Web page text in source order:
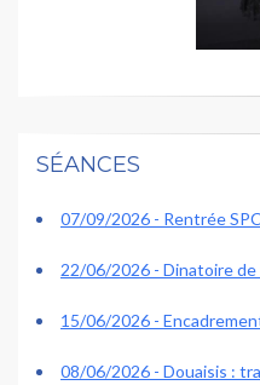
SÉANCES
07/09/2026 - Rentrée
22/06/2026 - Dinatoire de
15/06/2026 -
08/06/2026 - Douaisis :